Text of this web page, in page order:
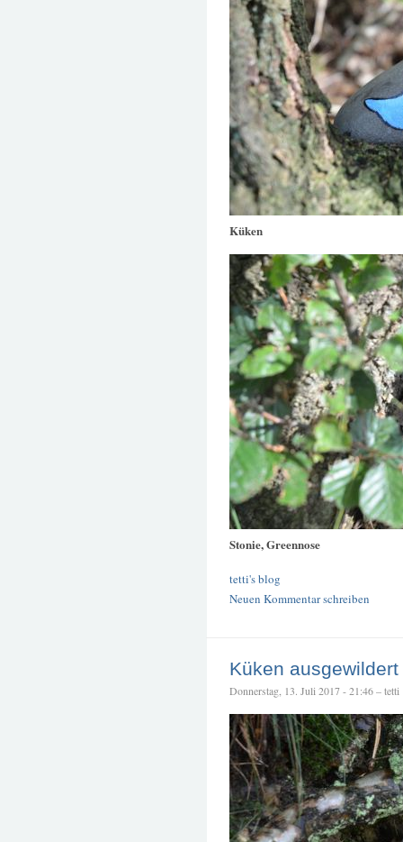
Küken
Stonie, Greennose
tetti's blog
Neuen Kommentar schreiben
Küken ausgewildert
Donnerstag, 13. Juli 2017 - 21:46 – tetti